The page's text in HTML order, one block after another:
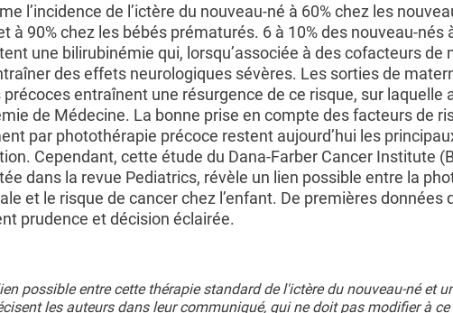
l’incidence de l’ictère du nouveau-né à 60% chez les
à 90% chez les bébés prématurés. 6 à 10% des nouveau-nés
une bilirubinémie qui, lorsqu’associée à des cofacteurs de
des effets neurologiques sévères. Les sorties de
précoces entraînent une résurgence de ce risque, sur laquelle
de Médecine. La bonne prise en compte des facteurs de
par photothérapie précoce restent aujourd’hui les
Cependant, cette étude du Dana-Farber Cancer Institute
dans la revue Pediatrics, révèle un lien possible entre la
et le risque de cancer chez l’enfant. De premières données
prudence et décision éclairée.
possible entre cette thérapie standard de l'ictère du nouveau-né et
les auteurs dans leur communiqué, qui ne doit pas modifier à ce